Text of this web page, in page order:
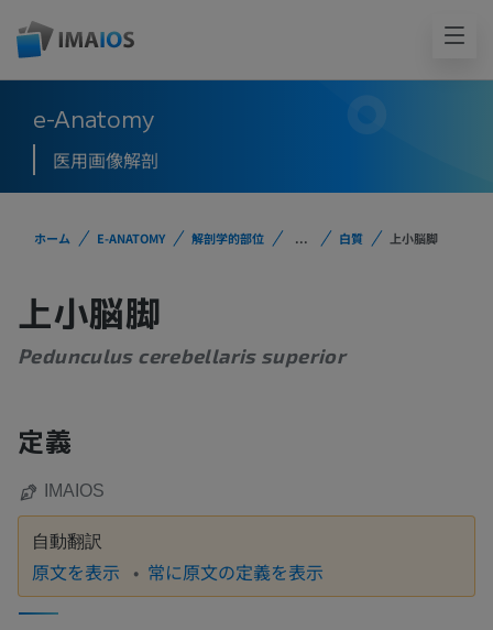
e-Anatomy
医用画像解剖
ホーム E-ANATOMY 解剖学的部位 ... 白質 上小脳脚
上小脳脚
Pedunculus cerebellaris superior
定義
IMAIOS
自動翻訳
原文を表示 常に原文の定義を表示